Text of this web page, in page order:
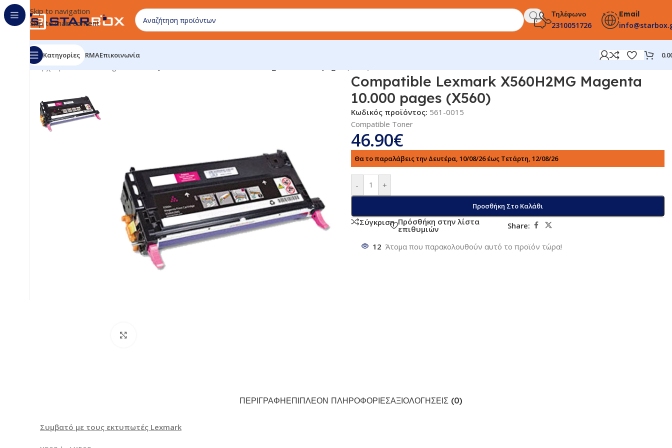
Skip to navigation
Skip to main content
Τηλέφωνο
2310051726
Email
Κατηγορίες RMAΕπικοινωνία
Αρχική σελίδα
Compatible Lexmark X560H2MG Magenta
10.000 pages (X560)
Κωδικός προϊόντος: 561-0015
Compatible Toner
46.90€
Θα το παραλάβεις την Δευτέρα, 10/08/26 έως Τετάρτη, 12/08/26
- +
Προσθήκη Στο Καλάθι
Σύγκριση Πρόσθήκη στην λίστα
επιθυμιών Share:
12 Άτομα που παρακολουθούν αυτό το προϊόν τώρα!
ΠΕΡΙΓΡΑΦΉΕΠΙΠΛΈΟΝ ΠΛΗΡΟΦΟΡΊΕΣΑΞΙΟΛΟΓΉΣΕΙΣ (0)
Συμβατό με τους εκτυπωτές Lexmark